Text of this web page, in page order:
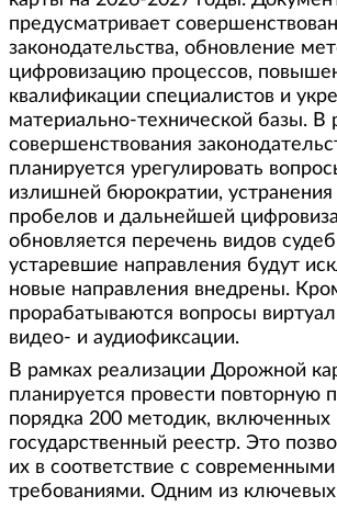
предусматривает
законодательства, обновление
цифровизацию процессов,
квалификации специалистов и
материально-технической базы. В
совершенствования
планируется урегулировать
излишней бюрократии,
пробелов и дальнейшей
обновляется перечень видов
устаревшие направления будут
новые направления внедрены.
прорабатываются вопросы
видео- и аудиофиксации.
В рамках реализации Дорожной
планируется провести повторную
порядка 200 методик, включенных
государственный реестр. Это
их в соответствие с
требованиями. Одним из